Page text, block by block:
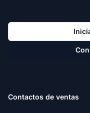
Contactos de ventas